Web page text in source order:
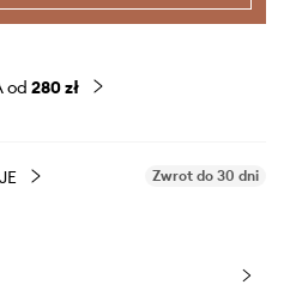
od 280 zł
Zwrot do 30 dni